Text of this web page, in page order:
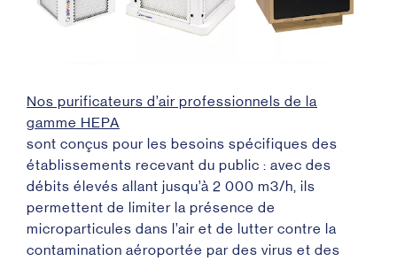
Nos purificateurs d’air professionnels de la
gamme HEPA
sont conçus pour les besoins spécifiques des
établissements recevant du public : avec des
débits élevés allant jusqu’à 2 000 m3/h, ils
permettent de limiter la présence de
microparticules dans l’air et de lutter contre la
contamination aéroportée par des virus et des